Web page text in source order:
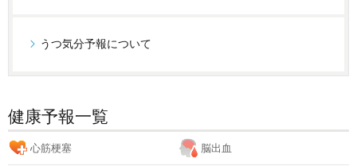
うつ気分予報について
健康予報一覧
心筋梗塞 脳出血